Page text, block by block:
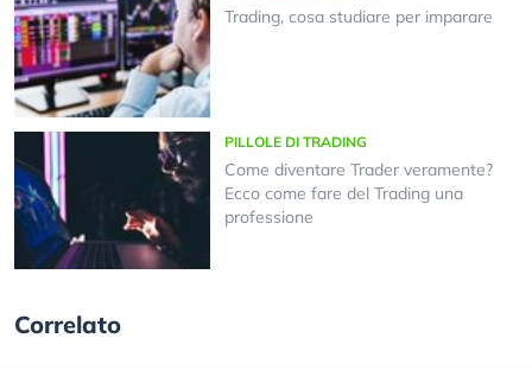
Trading, cosa studiare per imparare
PILLOLE DI TRADING
Come diventare Trader veramente?
Ecco come fare del Trading una
professione
Correlato